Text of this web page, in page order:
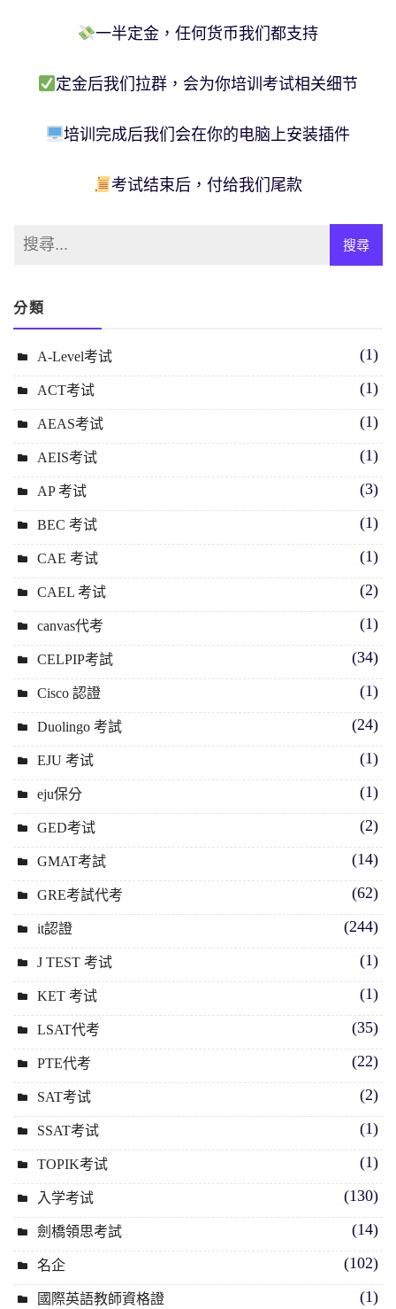
一半定金，任何货币我们都支持
定金后我们拉群，会为你培训考试相关细节
培训完成后我们会在你的电脑上安装插件
考试结束后，付给我们尾款
分類
A-Level考试 (1)
ACT考试 (1)
AEAS考试 (1)
AEIS考试 (1)
AP 考试 (3)
BEC 考试 (1)
CAE 考试 (1)
CAEL 考试 (2)
canvas代考 (1)
CELPIP考試 (34)
Cisco 認證 (1)
Duolingo 考試 (24)
EJU 考试 (1)
eju保分 (1)
GED考试 (2)
GMAT考試 (14)
GRE考試代考 (62)
it認證 (244)
J TEST 考试 (1)
KET 考试 (1)
LSAT代考 (35)
PTE代考 (22)
SAT考试 (2)
SSAT考试 (1)
TOPIK考试 (1)
入学考试 (130)
劍橋領思考試 (14)
名企 (102)
國際英語教師資格證 (1)